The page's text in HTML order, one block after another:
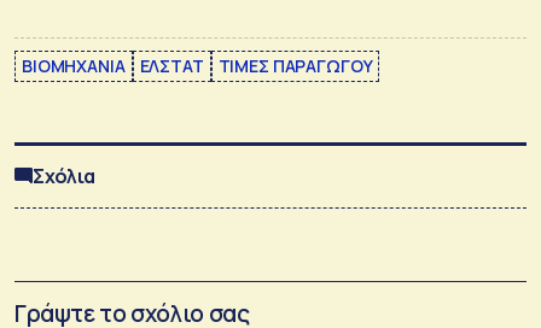
ΒΙΟΜΗΧΑΝΙΑ ΕΛΣΤΑΤ ΤΙΜΕΣ ΠΑΡΑΓΩΓΟΥ
Σχόλια
Γράψτε το σχόλιο σας